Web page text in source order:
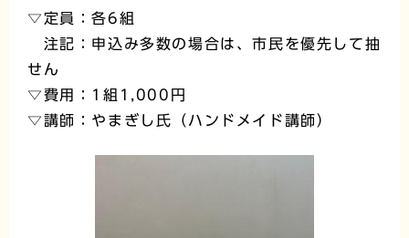
▽定員：各6組
注記：申込み多数の場合は、市民を優先して抽
せん
▽費用：1組1,000円
▽講師：やまぎし氏（ハンドメイド講師）